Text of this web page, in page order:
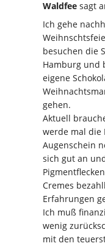
Waldfee sagt
Ich gehe
besuchen die
Hamburg und
eigene
gehen.
Aktuell
werde mal die
Augenschein
sich gut an
Cremes
Erfahrungen
Ich muß
wenig
mit den